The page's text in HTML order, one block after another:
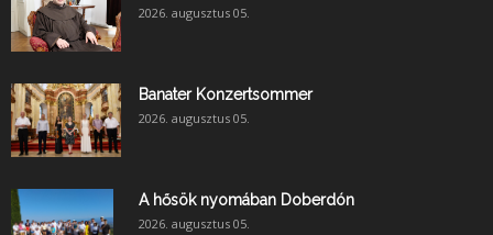
2026. augusztus 05.
Banater Konzertsommer
2026. augusztus 05.
A hősök nyomában Doberdón
2026. augusztus 05.